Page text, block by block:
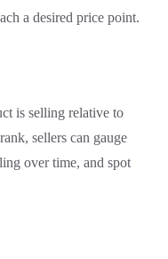
a desired price point.
is selling relative to
sellers can gauge
over time, and spot